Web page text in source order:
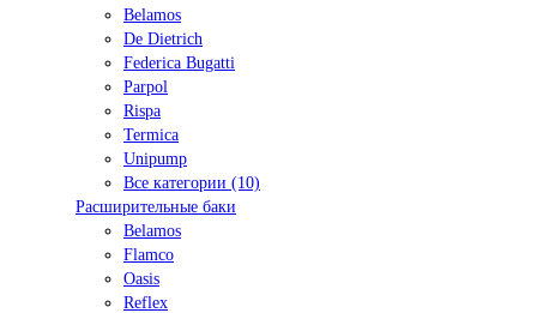
Belamos
De Dietrich
Federica Bugatti
Parpol
Rispa
Termica
Unipump
Все категории (10)
Расширительные баки
Belamos
Flamco
Oasis
Reflex